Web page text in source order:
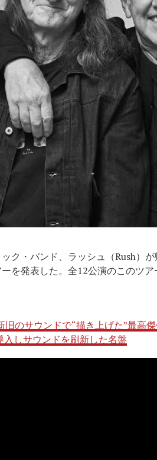
ク・バンド、ラッシュ（Rush）
を発表した。全12公演のこのツ
のサウンドで“描き上げた”最高
しサウンドを刷新した名盤